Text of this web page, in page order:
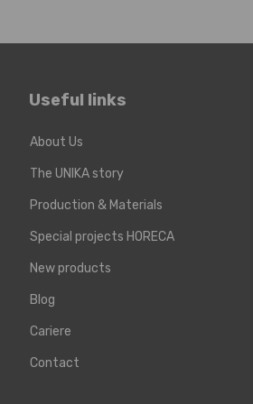
Useful links
About Us
The UNIKA story
Production & Materials
Special projects HORECA
New products
Blog
Cariere
Contact